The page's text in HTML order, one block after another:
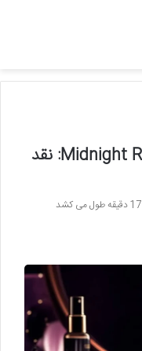
اسپری بدن زنانه رینوزیت Midnight Rose: نقد